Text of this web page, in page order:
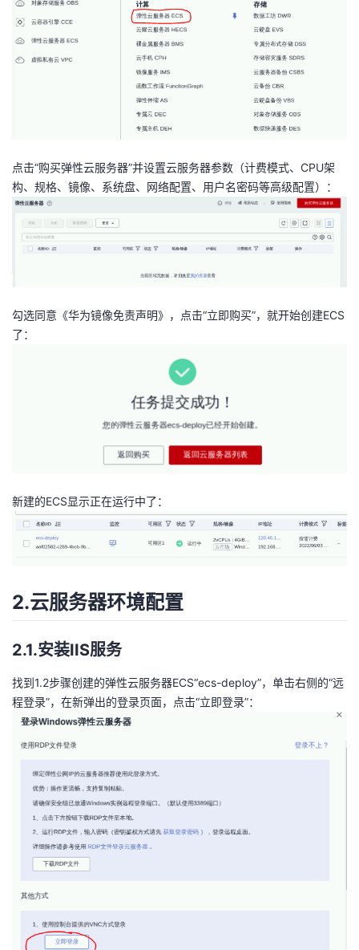
点击“购买弹性云服务器”并设置云服务器参数（计费模式、CPU架
构、规格、镜像、系统盘、网络配置、用户名密码等高级配置）：
勾选同意《华为镜像免责声明》，点击“立即购买”，就开始创建ECS
了：
新建的ECS显示正在运行中了：
2.云服务器环境配置
2.1.安装IIS服务
找到1.2步骤创建的弹性云服务器ECS“ecs-deploy”，单击右侧的“远
程登录”，在新弹出的登录页面，点击“立即登录”：